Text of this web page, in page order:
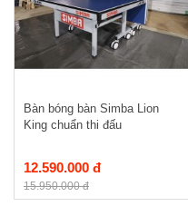
Bàn bóng bàn Simba Lion
King chuẩn thi đấu
12.590.000 đ
15.950.000 đ